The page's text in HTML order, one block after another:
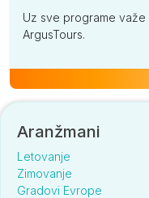
Uz sve programe važe
ArgusTours.
Aranžmani
Letovanje
Zimovanje
Gradovi Evrope